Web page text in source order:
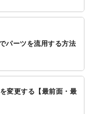
ザインテンプレートを公
スティング配布注文まで
のカレンダーデザイン
パーツを流用する方法
変更する【最前面・最